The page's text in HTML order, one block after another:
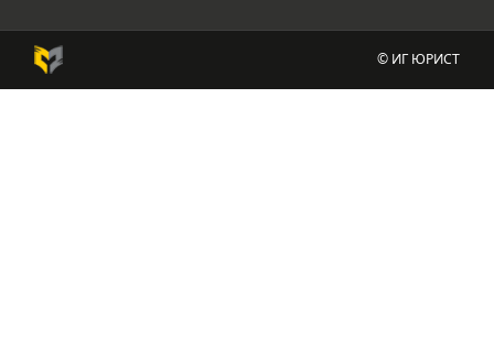
© ИГ ЮРИСТ